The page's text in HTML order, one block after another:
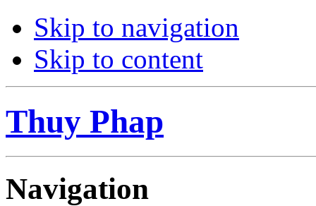
Skip to navigation
Skip to content
Thuy Phap
Navigation